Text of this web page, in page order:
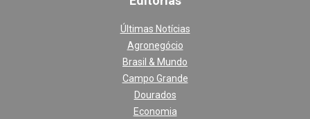
Últimas Notícias
Agronegócio
Brasil & Mundo
Campo Grande
Dourados
Economia